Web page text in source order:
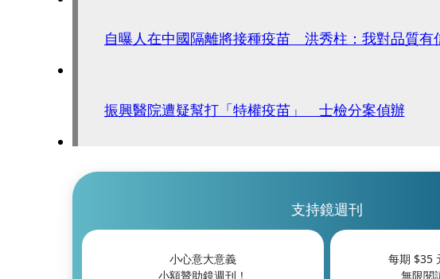
自曝人在中國隔離將接種疫苗 洪秀柱：我對品質有
振興醫院遭疑幫打「特權疫苗」 士檢分案偵辦
支持鏡週刊
小心意大意義
小額贊助鏡週刊！
每期 $35
無限閱